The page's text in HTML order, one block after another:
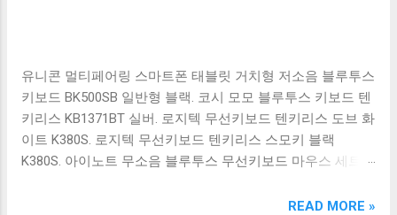
유니콘 멀티페어링 스마트폰 태블릿 거치형 저소음 블루투스
키보드 BK500SB 일반형 블랙. 코시 모모 블루투스 키보드 텐
키리스 KB1371BT 실버. 로지텍 무선키보드 텐키리스 도브 화
이트 K380S. 로지텍 무선키보드 텐키리스 스모키 블랙
K380S. 아이노트 무소음 블루투스 무선키보드 마우스 세트
OABTKBDA 퓨어 화이트. 코시 베이직 블루투스 키보드
READ MORE »